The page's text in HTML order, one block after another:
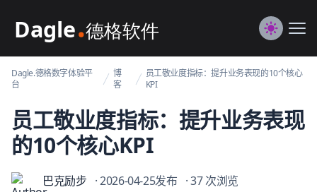
Dagle@数字体验管理
Switch
Dagle.德格数字体验平
台
博
客
员工敬业度指标：提升业务表现的10个核心
KPI
员工敬业度指标：提升业务表现
的10个核心KPI
巴克励步 · 2026-04-25发布 · 37 次浏览